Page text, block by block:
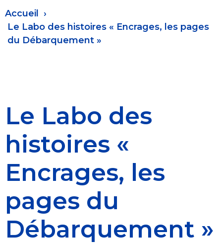
Fil
d'Ariane
Accueil
Le Labo des histoires « Encrages, les pages
du Débarquement »
Le Labo des
histoires «
Encrages, les
pages du
Débarquement »